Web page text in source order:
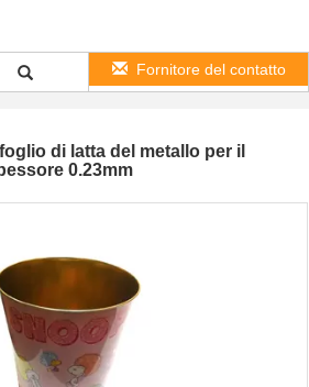
Fornitore del contatto
di latta del metallo per il
0.23mm